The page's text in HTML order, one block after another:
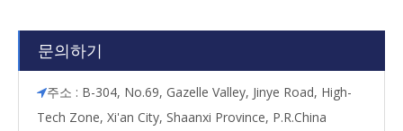
문의하기
주소 : B-304, No.69, Gazelle Valley, Jinye Road, High-
Tech Zone, Xi'an City, Shaanxi Province, P.R.China